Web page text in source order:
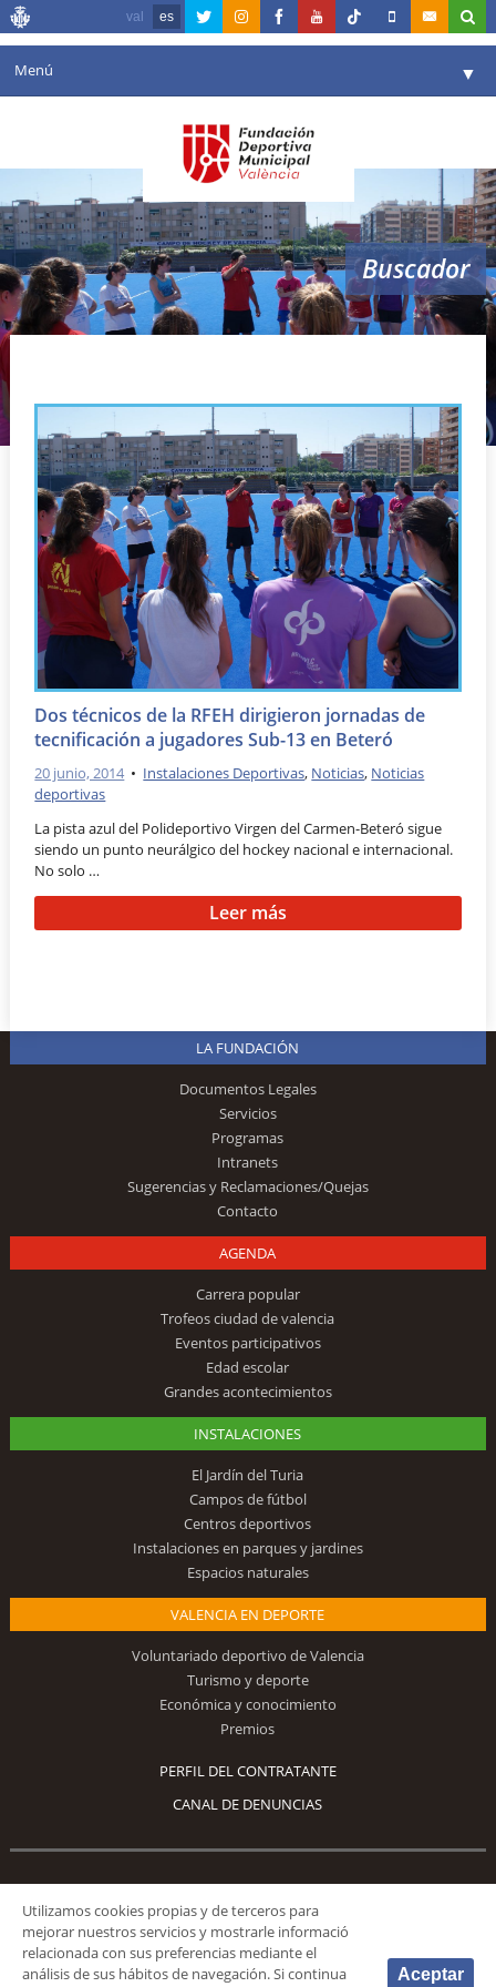
val es
Menú ▼
Agenda
Instalaciones ▼
Comunicación ▼
Valencia en deporte
Buscador
entrenamientos
Dos técnicos de la RFEH dirigieron jornadas de
tecnificación a jugadores Sub-13 en Beteró
20 junio, 2014 • Instalaciones Deportivas, Noticias, Noticias
deportivas
La pista azul del Polideportivo Virgen del Carmen-Beteró sigue
siendo un punto neurálgico del hockey nacional e internacional.
No solo …
Leer más
LA FUNDACIÓN
Documentos Legales
Servicios
Programas
Intranets
Sugerencias y Reclamaciones/Quejas
Contacto
AGENDA
Carrera popular
Trofeos ciudad de valencia
Eventos participativos
Edad escolar
Grandes acontecimientos
INSTALACIONES
El Jardín del Turia
Campos de fútbol
Centros deportivos
Instalaciones en parques y jardines
Espacios naturales
VALENCIA EN DEPORTE
Voluntariado deportivo de Valencia
Turismo y deporte
Económica y conocimiento
Premios
PERFIL DEL CONTRATANTE
CANAL DE DENUNCIAS
Síguenos
Utilizamos cookies propias y de terceros para
mejorar nuestros servicios y mostrarle informació
relacionada con sus preferencias mediante el
análisis de sus hábitos de navegación. Si continua
Aceptar